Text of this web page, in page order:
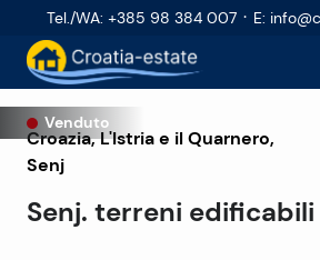
Tel./WA: +385 98 384 007 · E:
Venduto
Croazia,L'Istria e il Quarnero,
Senj
Senj. terreni edificabili